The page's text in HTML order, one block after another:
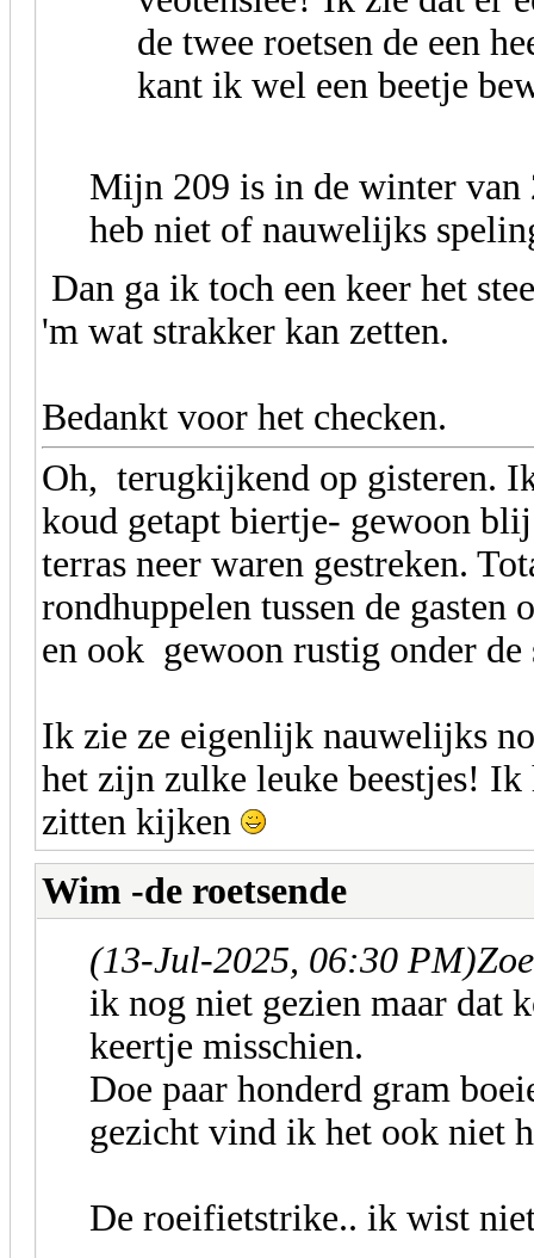
de twee roetsen de een
kant ik wel een beetje
Mijn 209 is in de winter
heb niet of nauwelijks
Dan ga ik toch een keer het
'm wat strakker kan zetten.
Bedankt voor het checken.
Oh, terugkijkend op gisteren.
koud getapt biertje- gewoon
terras neer waren gestreken.
rondhuppelen tussen de gasten
en ook gewoon rustig onder
Ik zie ze eigenlijk nauwelijks
het zijn zulke leuke beestjes! Ik
zitten kijken
Wim -de roetsende
(13-Jul-2025, 06:30 PM)
ik nog niet gezien maar dat
keertje misschien.
Doe paar honderd gram
gezicht vind ik het ook niet
De roeifietstrike.. ik wist